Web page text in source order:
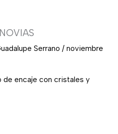
Serrano / noviembre